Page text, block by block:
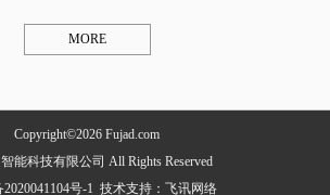
MORE
Copyright©2026 Fujad.com
能科技有限公司 All Rights Reserved
号-1 技术支持： 飞讯网络